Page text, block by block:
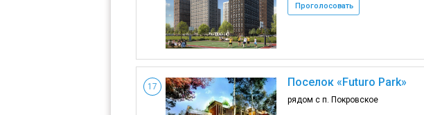
Проголосовать
17 Поселок «Futuro Park»
рядом с п. Покровское